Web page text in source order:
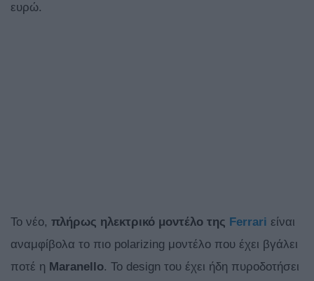
ευρώ.
Το νέο, πλήρως ηλεκτρικό μοντέλο της Ferrari είναι
αναμφίβολα το πιο polarizing μοντέλο που έχει βγάλει
ποτέ η Maranello. Το design του έχει ήδη πυροδοτήσει